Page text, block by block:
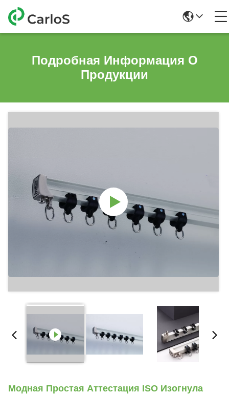
Подробная Информация О
Продукции
Модная Простая Аттестация ISO Изогнула